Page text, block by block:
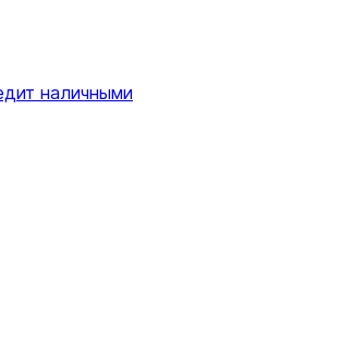
наличными